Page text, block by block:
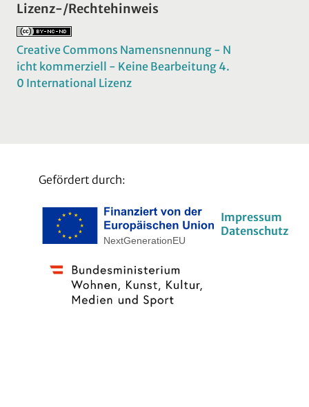
Lizenz-/Rechtehinweis
Creative Commons Namensnennung - N
icht kommerziell - Keine Bearbeitung 4.
0 International Lizenz
Gefördert durch:
Impressum
Datenschutz